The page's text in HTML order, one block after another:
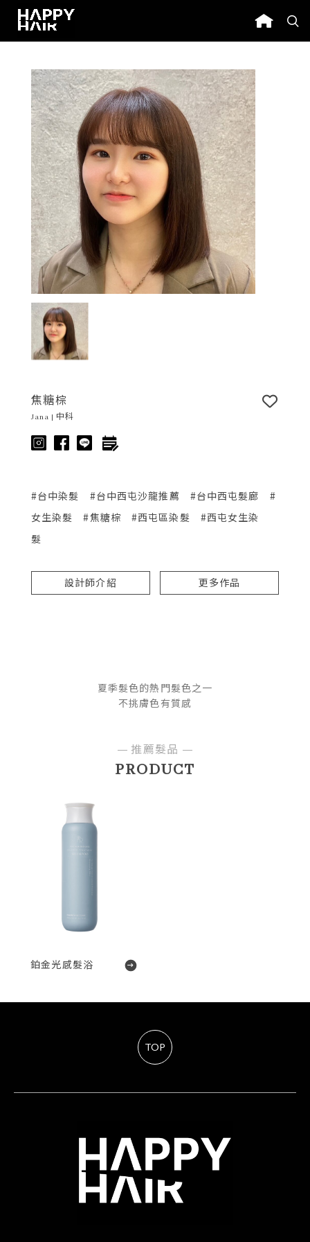
焦糖棕
Jana | 中科
#台中染髮 #台中西屯沙龍推薦 #台中西屯髮廊
#
女生染髮
#焦糖棕 #西屯區染髮
#西屯女生染
髮
設計師介紹 更多作品
夏季髮色的熱門髮色之一
不挑膚色有質感
PRODUCT
推薦髮品
鉑金光感髮浴
TOP